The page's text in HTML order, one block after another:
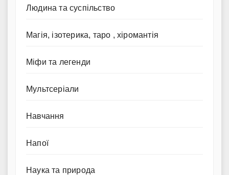
Людина та суспільство
Магія, ізотерика, таро , хіромантія
Міфи та легенди
Мультсеріали
Навчання
Напої
Наука та природа